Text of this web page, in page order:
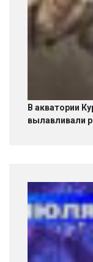
В акватории
вылавливали